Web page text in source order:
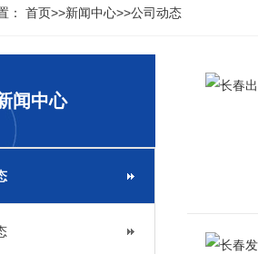
： 首页>>新闻中心>>公司动态
闻中心